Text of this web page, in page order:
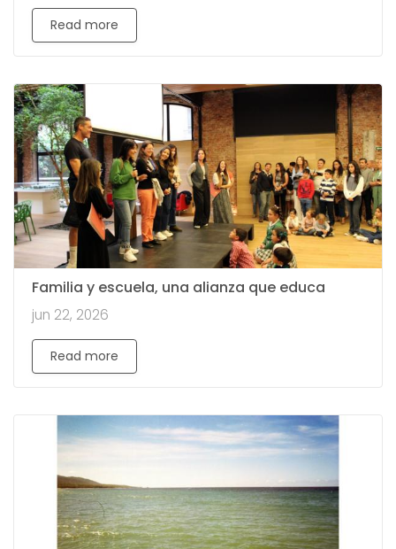
Read more
Familia y escuela, una alianza que educa
jun 22, 2026
Read more